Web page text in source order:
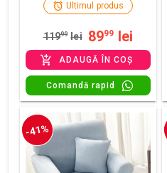
Ultimul produs
11999 lei 8999 lei
ADAUGĂ ÎN COȘ
Comandă rapid
-41%